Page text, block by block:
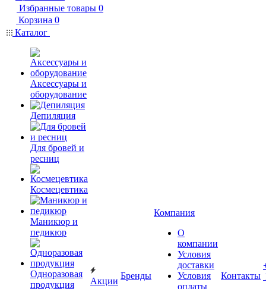
Избранные товары 0
Корзина 0
Каталог
Аксессуары и
оборудование
Депиляция
Для бровей и
ресниц
Космецевтика
Маникюр и
педикюр
Одноразовая
продукция
Акции
Бренды
Компания
О
компании
Условия
доставки
Условия
оплаты
Контакты